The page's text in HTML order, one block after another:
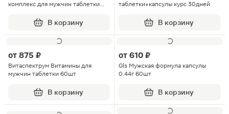
комплекс для мужчин таблетки
В корзину
таблетки+капсулы курс 30дней
В корзину
от 875 ₽
Витаспектрум Витамины для
мужчин таблетки 60шт
В корзину
от 610 ₽
Gls Мужская формула капсулы
0.44г 60шт
В корзину